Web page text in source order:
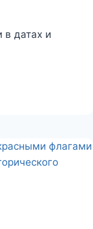
в датах и